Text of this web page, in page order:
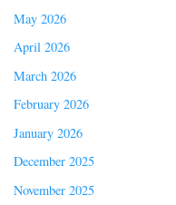
May 2026
April 2026
March 2026
February 2026
January 2026
December 2025
November 2025